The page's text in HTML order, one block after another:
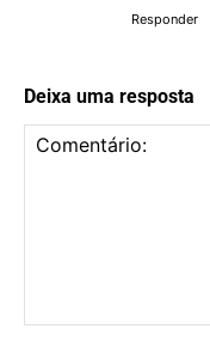
Responder
Deixa uma resposta